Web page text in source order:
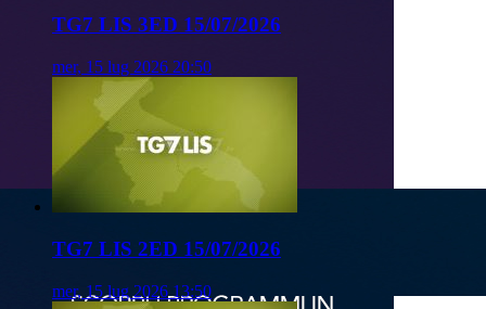
TG7 LIS 3ED 15/07/2026
mer, 15 lug 2026 20:50
TG7 LIS 2ED 15/07/2026
mer, 15 lug 2026 13:50